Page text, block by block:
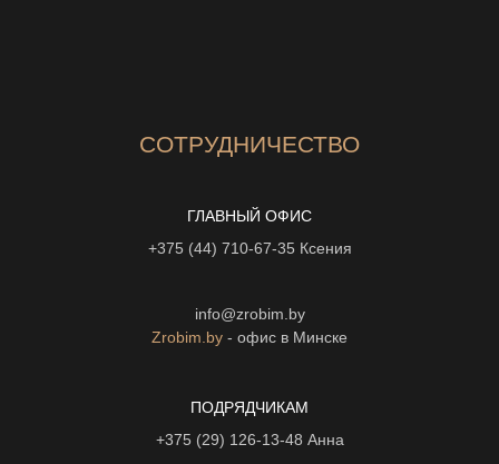
СОТРУДНИЧЕСТВО
ГЛАВНЫЙ ОФИС
+375 (44) 710-67-35 Ксения
info@zrobim.by
Zrobim.by - офис в Минске
ПОДРЯДЧИКАМ
+375 (29) 126-13-48 Анна